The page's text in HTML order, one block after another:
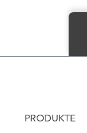
PRODUKTE